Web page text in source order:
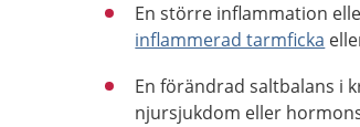
En större inflammation
inflammerad tarmficka
En förändrad saltbalans i
njursjukdom eller